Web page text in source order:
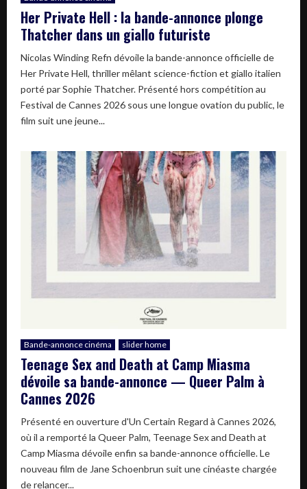
Her Private Hell : la bande-annonce plonge
Thatcher dans un giallo futuriste
Nicolas Winding Refn dévoile la bande-annonce officielle de
Her Private Hell, thriller mêlant science-fiction et giallo italien
porté par Sophie Thatcher. Présenté hors compétition au
Festival de Cannes 2026 sous une longue ovation du public, le
film suit une jeune...
Bande-annonce cinéma slider home
Teenage Sex and Death at Camp Miasma
dévoile sa bande-annonce — Queer Palm à
Cannes 2026
Présenté en ouverture d'Un Certain Regard à Cannes 2026,
où il a remporté la Queer Palm, Teenage Sex and Death at
Camp Miasma dévoile enfin sa bande-annonce officielle. Le
nouveau film de Jane Schoenbrun suit une cinéaste chargée
de relancer...